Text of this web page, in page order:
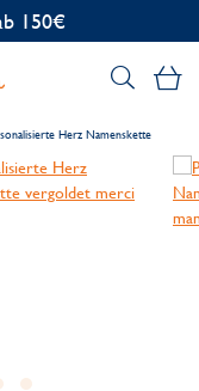
Herz Namenskette